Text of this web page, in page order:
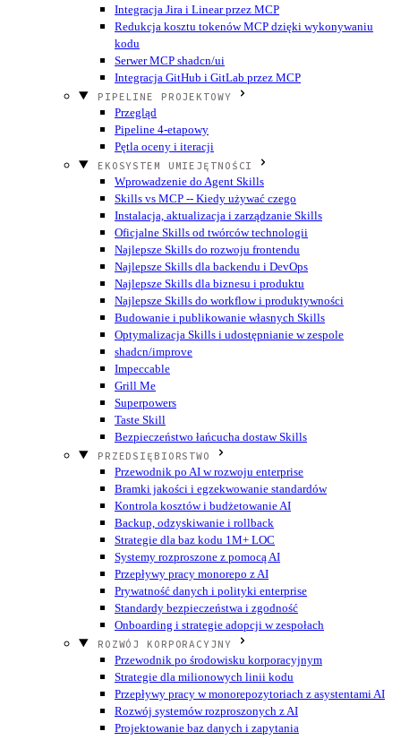
Integracja Jira i Linear przez MCP
Redukcja kosztu tokenów MCP dzięki wykonywaniu
kodu
Serwer MCP shadcn/ui
Integracja GitHub i GitLab przez MCP
PIPELINE PROJEKTOWY
Przegląd
Pipeline 4-etapowy
Pętla oceny i iteracji
EKOSYSTEM UMIEJĘTNOŚCI
Wprowadzenie do Agent Skills
Skills vs MCP -- Kiedy używać czego
Instalacja, aktualizacja i zarządzanie Skills
Oficjalne Skills od twórców technologii
Najlepsze Skills do rozwoju frontendu
Najlepsze Skills dla backendu i DevOps
Najlepsze Skills dla biznesu i produktu
Najlepsze Skills do workflow i produktywności
Budowanie i publikowanie własnych Skills
Optymalizacja Skills i udostępnianie w zespole
shadcn/improve
Impeccable
Grill Me
Superpowers
Taste Skill
Bezpieczeństwo łańcucha dostaw Skills
PRZEDSIĘBIORSTWO
Przewodnik po AI w rozwoju enterprise
Bramki jakości i egzekwowanie standardów
Kontrola kosztów i budżetowanie AI
Backup, odzyskiwanie i rollback
Strategie dla baz kodu 1M+ LOC
Systemy rozproszone z pomocą AI
Przepływy pracy monorepo z AI
Prywatność danych i polityki enterprise
Standardy bezpieczeństwa i zgodność
Onboarding i strategie adopcji w zespołach
ROZWÓJ KORPORACYJNY
Przewodnik po środowisku korporacyjnym
Strategie dla milionowych linii kodu
Przepływy pracy w monorepozytoriach z asystentami AI
Rozwój systemów rozproszonych z AI
Projektowanie baz danych i zapytania